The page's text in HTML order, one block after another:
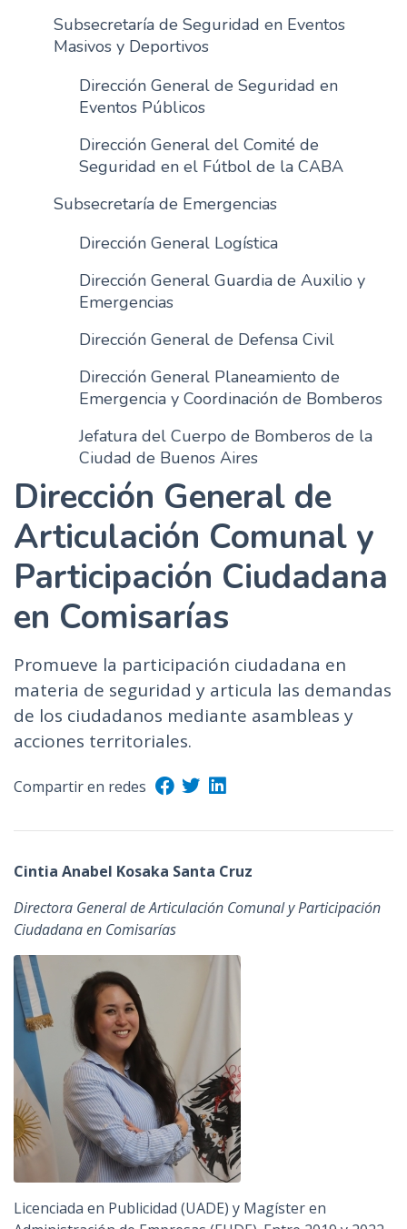
Subsecretaría de Seguridad en Eventos
Masivos y Deportivos
Dirección General de Seguridad en
Eventos Públicos
Dirección General del Comité de
Seguridad en el Fútbol de la CABA
Subsecretaría de Emergencias
Dirección General Logística
Dirección General Guardia de Auxilio y
Emergencias
Dirección General de Defensa Civil
Dirección General Planeamiento de
Emergencia y Coordinación de Bomberos
Jefatura del Cuerpo de Bomberos de la
Ciudad de Buenos Aires
Dirección General de
Articulación Comunal y
Participación Ciudadana
en Comisarías
Promueve la participación ciudadana en
materia de seguridad y articula las demandas
de los ciudadanos mediante asambleas y
acciones territoriales.
Compartir en redes
Cintia Anabel Kosaka Santa Cruz
Directora General de Articulación Comunal y Participación
Ciudadana en Comisarías
Licenciada en Publicidad (UADE) y Magíster en